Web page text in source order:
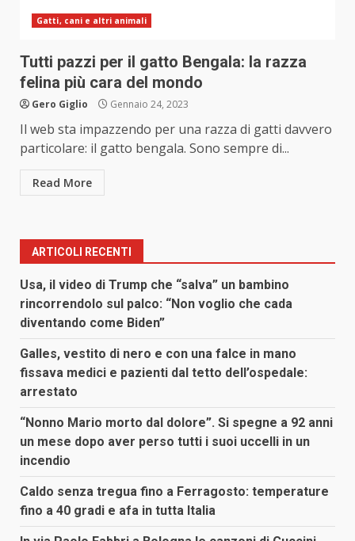
Gatti, cani e altri animali
Tutti pazzi per il gatto Bengala: la razza
felina più cara del mondo
Gero Giglio Gennaio 24, 2023
Il web sta impazzendo per una razza di gatti davvero
particolare: il gatto bengala. Sono sempre di...
Read More
ARTICOLI RECENTI
Usa, il video di Trump che “salva” un bambino
rincorrendolo sul palco: “Non voglio che cada
diventando come Biden”
Galles, vestito di nero e con una falce in mano
fissava medici e pazienti dal tetto dell’ospedale:
arrestato
“Nonno Mario morto dal dolore”. Si spegne a 92 anni
un mese dopo aver perso tutti i suoi uccelli in un
incendio
Caldo senza tregua fino a Ferragosto: temperature
fino a 40 gradi e afa in tutta Italia